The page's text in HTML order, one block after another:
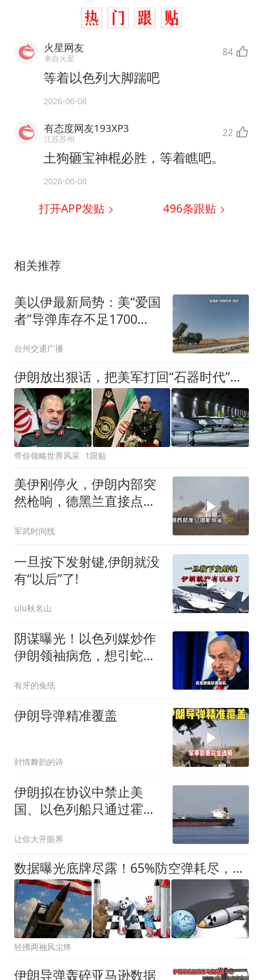
火星网友
来自火星 84
等着以色列大脚踹吧
2026-06-08
有态度网友193XP3
江苏苏州 22
土狗砸宝神棍必胜，等着瞧吧。
2026-06-08
打开APP发贴 496条跟贴
相关推荐
美以伊最新局势：美“爱国
者”导弹库存不足1700
于“博弈中段”；伊官员称
证据显示美军使用磷弹轰
炸伊朗多地
台州交通广播
伊朗放出狠话，把美军打回“石器时代”！它凭什么这么强硬？
带你领略世界风采 1跟贴
美伊刚停火，伊朗内部突
然枪响，德黑兰直接点名
军武时间线
一旦按下发射键,伊朗就没
有“以后”了!
ulu秋名山
阴谋曝光！以色列媒炒作
伊朗领袖病危，想引蛇出
有牙的兔纸
伊朗导弹精准覆盖
封情舞韵的诗
伊朗拟在协议中禁止美
国、以色列船只通过霍尔
让你大开眼界
数据曝光底牌尽露！65%防空弹耗尽，美军被伊朗彻底拖垮？
轻拂两袖风尘终
伊朗导弹轰碎亚马逊数据